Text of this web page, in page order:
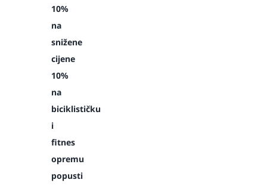
10%
na
snižene
cijene
10%
na
biciklističku
i
fitnes
opremu
popusti